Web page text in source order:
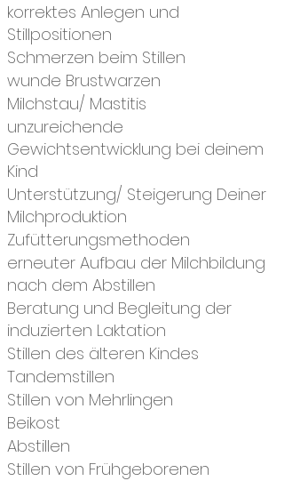
korrektes Anlegen und
Stillpositionen
Schmerzen beim Stillen
wunde Brustwarzen
Milchstau/ Mastitis
unzureichende
Gewichtsentwicklung bei deinem
Kind
Unterstützung/ Steigerung Deiner
Milchproduktion
Zufütterungsmethoden
erneuter Aufbau der Milchbildung
nach dem Abstillen
Beratung und Begleitung der
induzierten Laktation
Stillen des älteren Kindes
Tandemstillen
Stillen von Mehrlingen
Beikost
Abstillen
Stillen von Frühgeborenen